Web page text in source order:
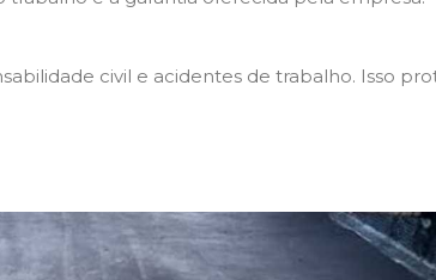
civil e acidentes de trabalho. Isso